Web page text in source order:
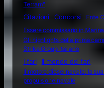
Terram"
Citazioni
Concorsi
Ente
Essere commissario in Marina
Gli highlights della prima
Strike Group italiano
I fari
Il mondo dei fari
Il motore diesel navale: la
propulsione navale